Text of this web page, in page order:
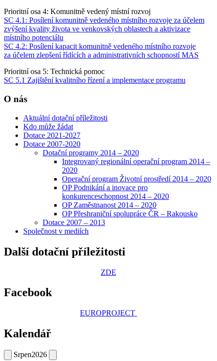
Prioritní osa 4: Komunitně vedený místní rozvoj
SC 4.1: Posílení komunitně vedeného místního rozvoje za účelem
zvýšení kvality života ve venkovských oblastech a aktivizace
místního potenciálu
SC 4.2: Posílení kapacit komunitně vedeného místního rozvoje
za účelem zlepšení řídících a administrativních schopností MAS
Prioritní osa 5: Technická pomoc
SC 5.1 Zajištění kvalitního řízení a implementace programu
O nás
Aktuální dotační příležitosti
Kdo může žádat
Dotace 2021-2027
Dotace 2007-2020
Dotační programy 2014 – 2020
Integrovaný regionální operační program 2014 –
2020
Operační program Životní prostředí 2014 – 2020
OP Podnikání a inovace pro
konkurenceschopnost 2014 – 2020
OP Zaměstnanost 2014 – 2020
OP Přeshraniční spolupráce ČR – Rakousko
Dotace 2007 – 2013
Společnost v mediích
Další dotační příležitosti
ZDE
Facebook
EUROPROJECT
Kalendář
Srpen2026